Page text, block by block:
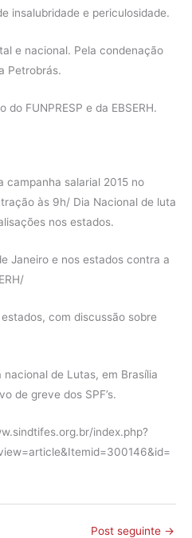
insalubridade e periculosidade.
e nacional. Pela condenação
Petrobrás.
FUNPRESP e da EBSERH.
campanha salarial 2015 no
às 9h/ Dia Nacional de luta
nos estados.
Janeiro e nos estados contra a
com discussão sobre
de Lutas, em Brasília
de greve dos SPF’s.
index.php?
Post seguinte →